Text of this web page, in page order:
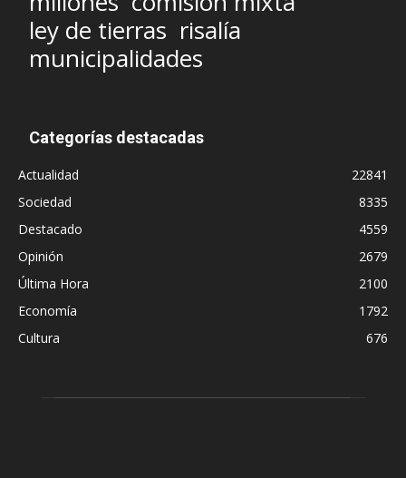
ley de tierras risalía
municipalidades
Categorías destacadas
Actualidad
22841
Sociedad
8335
Destacado
4559
Opinión
2679
Última Hora
2100
Economía
1792
Cultura
676